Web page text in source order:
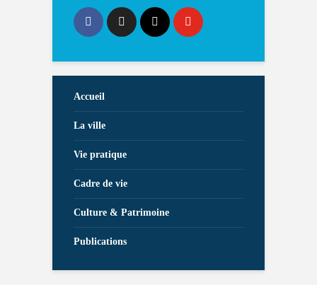
Accueil
La ville
Vie pratique
Cadre de vie
Culture & Patrimoine
Publications